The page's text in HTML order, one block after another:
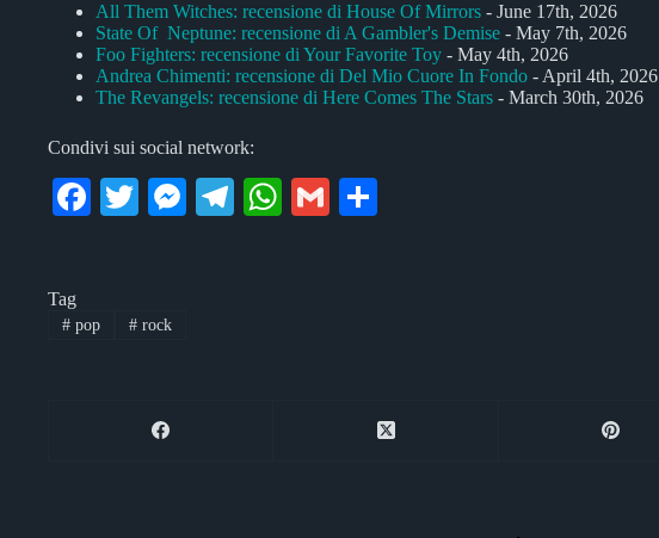
All Them Witches: recensione di House Of Mirrors - June 17th, 2026
State Of Neptune: recensione di A Gambler's Demise - May 7th, 2026
Foo Fighters: recensione di Your Favorite Toy - May 4th, 2026
Andrea Chimenti: recensione di Del Mio Cuore In Fondo - April 4th, 2026
The Revangels: recensione di Here Comes The Stars - March 30th, 2026
Condivi sui social network:
Fa
ok
T
r
M
Te W
G
Tag
#pop #rock